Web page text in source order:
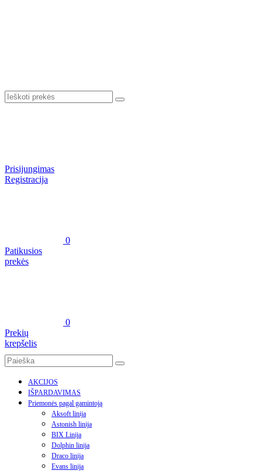
Prisijungimas
Registracija
0
Patikusios
prekės
0
Prekių
krepšelis
AKCIJOS
IŠPARDAVIMAS
Priemonės pagal gamintoją
Aksoft linija
Astonish linija
BIX Linija
Dolphin linija
Draco linija
Evans linija